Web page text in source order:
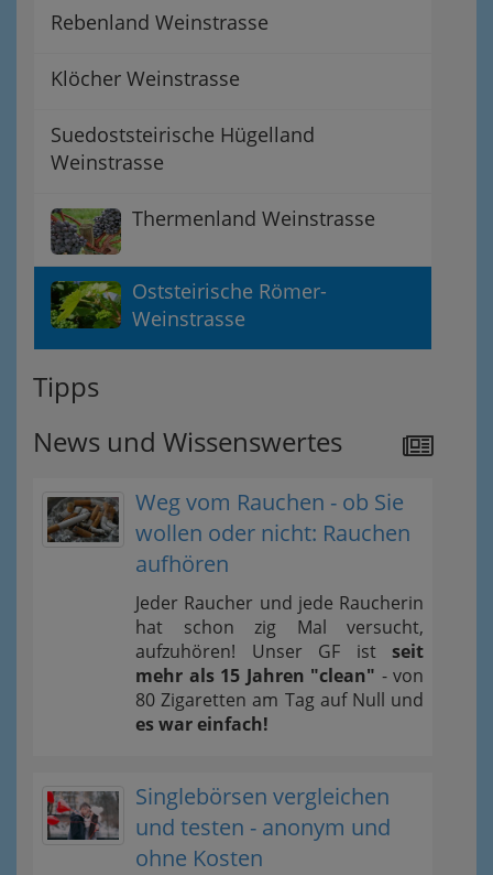
Rebenland Weinstrasse
Klöcher Weinstrasse
Suedoststeirische Hügelland
Weinstrasse
Thermenland Weinstrasse
Oststeirische Römer-
Weinstrasse
Tipps
News und Wissenswertes
Weg vom Rauchen - ob Sie
wollen oder nicht: Rauchen
aufhören
Jeder Raucher und jede Raucherin
hat schon zig Mal versucht,
aufzuhören! Unser GF ist seit
mehr als 15 Jahren "clean" - von
80 Zigaretten am Tag auf Null und
es war einfach!
Singlebörsen vergleichen
und testen - anonym und
ohne Kosten